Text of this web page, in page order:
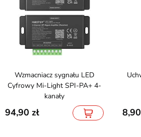
Wzmacniacz sygnału LED
Cyfrowy Mi-Light SPI-PA+ 4-
kanały
94,90
Uchwyt do pilotów Mi-Light
8,90